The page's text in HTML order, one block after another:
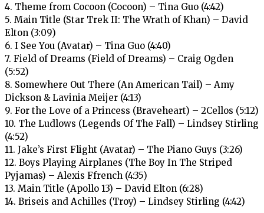
4. Theme from Cocoon (Cocoon) – Tina Guo (4:42)
5. Main Title (Star Trek II: The Wrath of Khan) – David
Elton (3:09)
6. I See You (Avatar) – Tina Guo (4:40)
7. Field of Dreams (Field of Dreams) – Craig Ogden
(5:52)
8. Somewhere Out There (An American Tail) – Amy
Dickson & Lavinia Meijer (4:13)
9. For the Love of a Princess (Braveheart) – 2Cellos (5:12)
10. The Ludlows (Legends Of The Fall) – Lindsey Stirling
(4:52)
11. Jake’s First Flight (Avatar) – The Piano Guys (3:26)
12. Boys Playing Airplanes (The Boy In The Striped
Pyjamas) – Alexis Ffrench (4:35)
13. Main Title (Apollo 13) – David Elton (6:28)
14. Briseis and Achilles (Troy) – Lindsey Stirling (4:42)